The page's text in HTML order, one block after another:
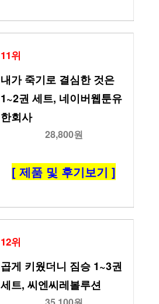
11위
내가 죽기로 결심한 것은
1~2권 세트, 네이버웹툰유
한회사
28,800원
[ 제품 및 후기보기 ]
12위
곱게 키웠더니 짐승 1~3권
세트, 씨엔씨레볼루션